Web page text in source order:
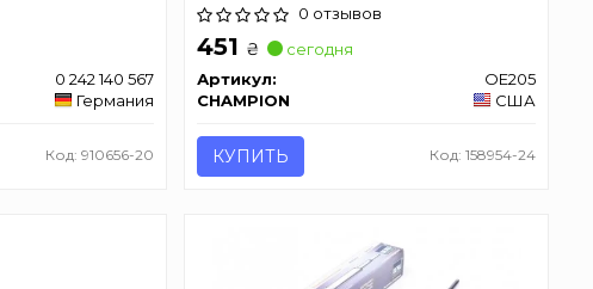
0 242 140 567
Германия
Код: 910656-20
0 отзывов
451 ₴
сегодня
Артикул:
OE205
CHAMPION
США
КУПИТЬ Код: 158954-24